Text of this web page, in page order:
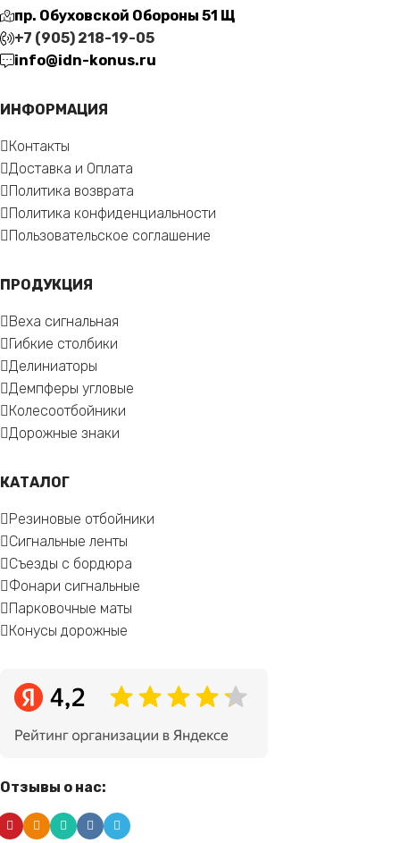
пр. Обуховской Обороны 51 Щ
+7 (905) 218-19-05
info@idn-konus.ru
ИНФОРМАЦИЯ
Контакты
Доставка и Оплата
Политика возврата
Политика конфиденциальности
Пользовательское соглашение
ПРОДУКЦИЯ
Веха сигнальная
Гибкие столбики
Делиниаторы
Демпферы угловые
Колесоотбойники
Дорожные знаки
КАТАЛОГ
Резиновые отбойники
Сигнальные ленты
Съезды с бордюра
Фонари сигнальные
Парковочные маты
Конусы дорожные
Отзывы о нас: